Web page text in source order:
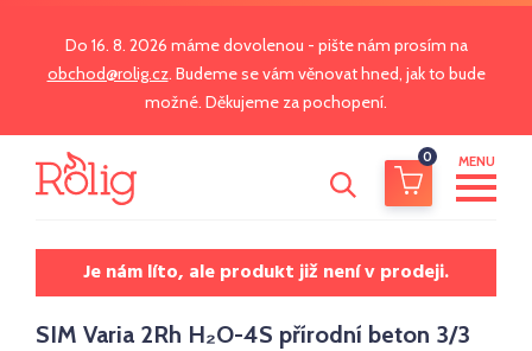
Do 16. 8. 2026 máme dovolenou - pište nám prosím na
obchod@rolig.cz. Budeme se vám věnovat hned, jak to bude
možné. Děkujeme za pochopení.
0 MENU
Je nám líto, ale produkt již není v prodeji.
SIM Varia 2Rh H₂O-4S přírodní beton 3/3